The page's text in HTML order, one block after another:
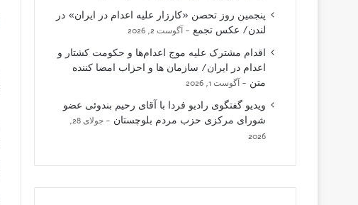
پنجمین روز تحصن «کارزار علیه اعدام در ایران» در
لندن/ عکس تجمع
آگوست 2, 2026
اقدام مشترک علیه موج اعدام‌ها و حکومت کشتار و
اعدام در ایران/ سازمان ها و احزاب امضا کننده
متن
آگوست 1, 2026
ویدیو گفتگوی رادیو فردا با آقای رحیم بندوئی عضو
شورای مرکزی حزب مردم بلوچستان
جولای 28,
2026